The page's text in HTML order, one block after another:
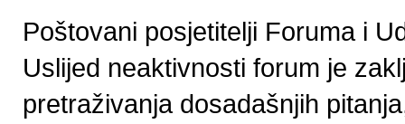
Poštovani posjetitelji Foruma i
Uslijed neaktivnosti forum je
pretraživanja dosadašnjih